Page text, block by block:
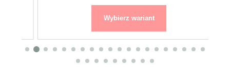
Wybierz wariant